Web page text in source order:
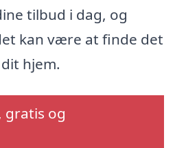
tilbud i dag, og
kan være at finde det
hjem.
gratis og